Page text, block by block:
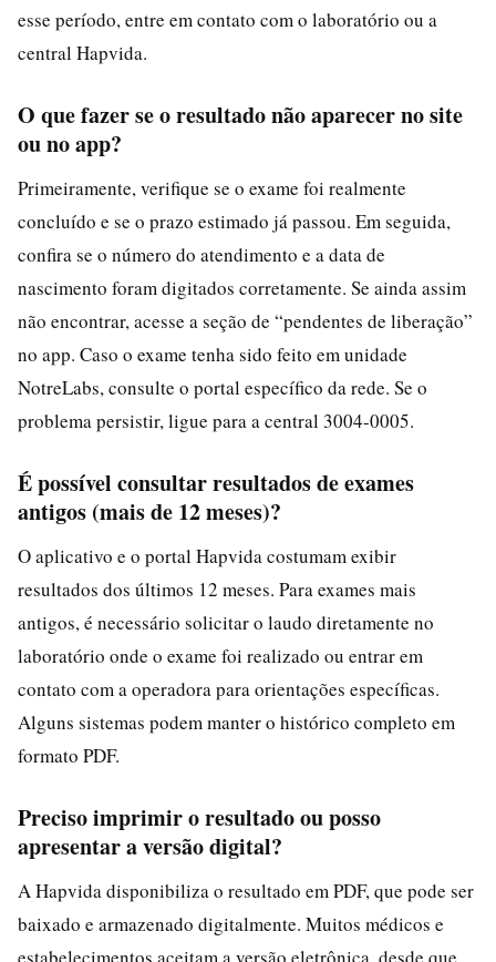
esse período, entre em contato com o laboratório ou a
central Hapvida.
O que fazer se o resultado não aparecer no site
ou no app?
Primeiramente, verifique se o exame foi realmente
concluído e se o prazo estimado já passou. Em seguida,
confira se o número do atendimento e a data de
nascimento foram digitados corretamente. Se ainda assim
não encontrar, acesse a seção de “pendentes de liberação”
no app. Caso o exame tenha sido feito em unidade
NotreLabs, consulte o portal específico da rede. Se o
problema persistir, ligue para a central 3004-0005.
É possível consultar resultados de exames
antigos (mais de 12 meses)?
O aplicativo e o portal Hapvida costumam exibir
resultados dos últimos 12 meses. Para exames mais
antigos, é necessário solicitar o laudo diretamente no
laboratório onde o exame foi realizado ou entrar em
contato com a operadora para orientações específicas.
Alguns sistemas podem manter o histórico completo em
formato PDF.
Preciso imprimir o resultado ou posso
apresentar a versão digital?
A Hapvida disponibiliza o resultado em PDF, que pode ser
baixado e armazenado digitalmente. Muitos médicos e
estabelecimentos aceitam a versão eletrônica, desde que